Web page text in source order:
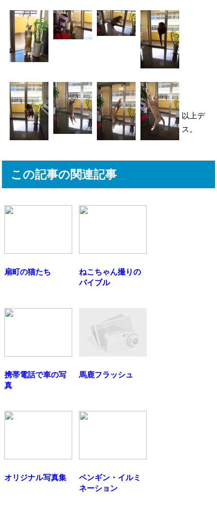
以上デ
ス。
この記事の関連記事
扇町の猫たち
ねこちゃん撮りの
バイブル
携帯電話で車の写
真
馬鹿フラッシュ
オリジナル写真集
ペンギン・イルミ
ネーション